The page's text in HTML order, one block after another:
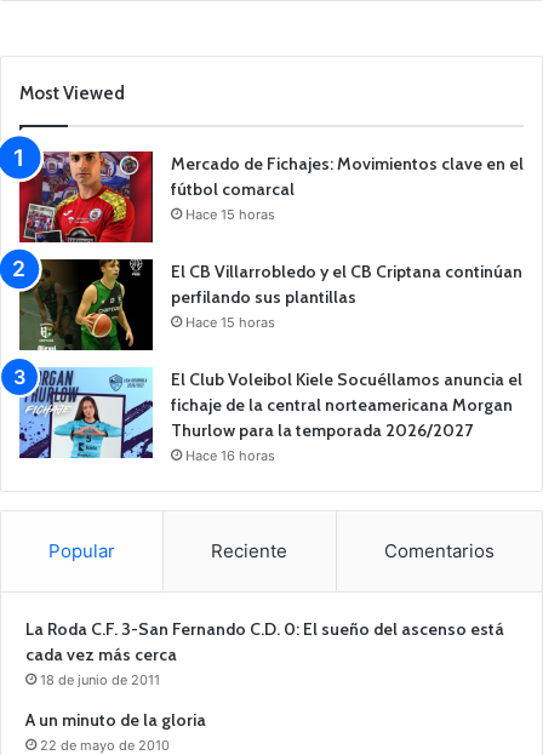
Most Viewed
Mercado de Fichajes: Movimientos clave en el
fútbol comarcal
Hace 15 horas
El CB Villarrobledo y el CB Criptana continúan
perfilando sus plantillas
Hace 15 horas
El Club Voleibol Kiele Socuéllamos anuncia el
fichaje de la central norteamericana Morgan
Thurlow para la temporada 2026/2027
Hace 16 horas
Popular Reciente Comentarios
La Roda C.F. 3-San Fernando C.D. 0: El sueño del ascenso está
cada vez más cerca
18 de junio de 2011
A un minuto de la gloria
22 de mayo de 2010